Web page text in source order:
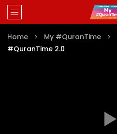
Home My #QuranTime
#QuranTime 2.0